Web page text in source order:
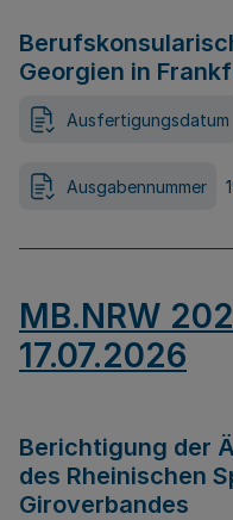
Georgien in
Ausfertigungsdatum
Ausgabennummer
MB.NRW
17.07.2026
Berichtigung der
des Rheinischen
Giroverbandes